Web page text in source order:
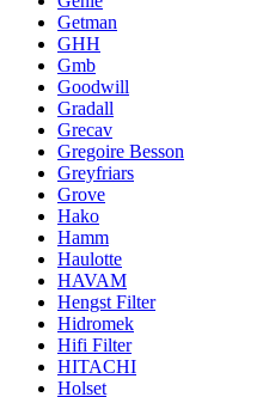
Getman
GHH
Gmb
Goodwill
Gradall
Grecav
Gregoire Besson
Greyfriars
Grove
Hako
Hamm
Haulotte
HAVAM
Hengst Filter
Hidromek
Hifi Filter
HITACHI
Holset